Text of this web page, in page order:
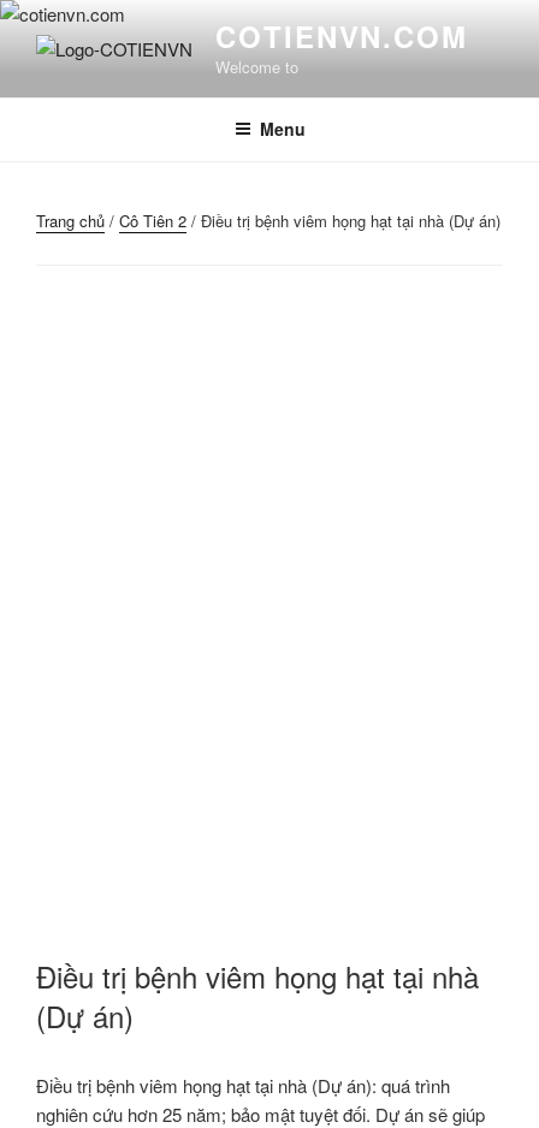
Chuyển
nội
COTIENVN.COM
Welcome to
Menu
Trang chủ / Cô Tiên 2 / Điều trị bệnh viêm họng hạt tại nhà (Dự án)
Điều trị bệnh viêm họng hạt tại nhà
(Dự án)
Điều trị bệnh viêm họng hạt tại nhà (Dự án): quá trình
nghiên cứu hơn 25 năm; bảo mật tuyệt đối. Dự án sẽ giúp